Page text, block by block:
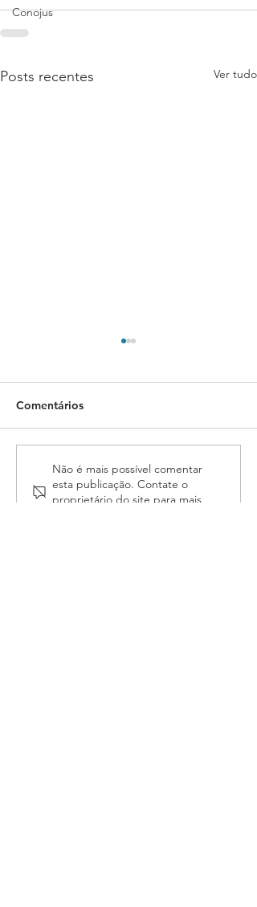
Conojus
Posts recentes Ver tudo
PL que amplia isenção de
IPI para veículos de
Oficiais de Justiça
Comentários
Não é mais possível comentar
esta publicação. Contate o
proprietário do site para mais